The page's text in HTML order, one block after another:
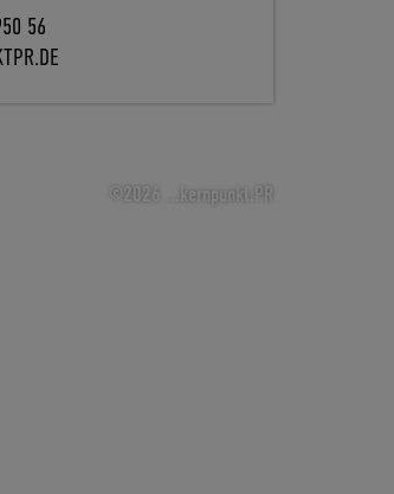
56
©2026 ...kernpunkt.PR